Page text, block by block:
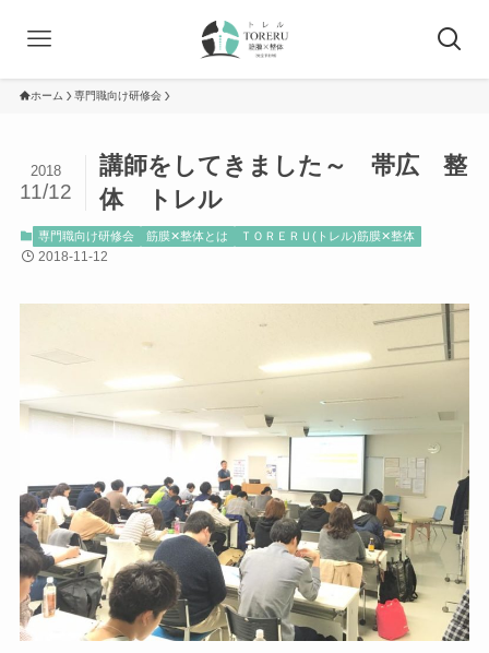
ホーム 専門職向け研修会
講師をしてきました～ 帯広 整
体 トレル
2018
11/12
専門職向け研修会 筋膜✕整体とは ＴＯＲＥＲＵ(トレル)筋膜✕整体
2018-11-12